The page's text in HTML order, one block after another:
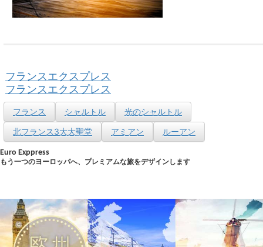
フランスエクスプレス
フランスエクスプレス
フランス シャルトル
光のシャルトル
北フランス3大大聖堂
アミアン ルーアン
Euro Exppress
もう一つのヨーロッパへ、プレミアムな旅をデザインします